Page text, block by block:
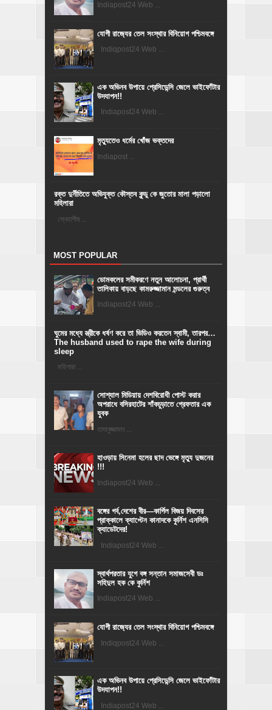
Indiapost24 Web ...
যোগী রাজ‍্যের তেল সংস্থার বিনিয়োগ পশ্চিমবঙ্গে
Indiqpost24 Web ...
এক অভিনব উপায়ে প্রেসিডেন্সি জেলে ভাইফোঁটার
উদযাপন!!
Indiapost24 Web ...
মৃত্যুতেও ধর্মের খোঁজ ভক্তদের
Indiapost ...
রক্ত দুর্নীতিতে অভিযুক্ত কৌস্তব কুন্ডু কে জুতোর মালা পড়ালো
মহিলারা
স্নেহাশীষ ...
MOST POPULAR
ডোমকলের সমীকরণে নতুন আলোচনা, প্রার্থী
তালিকায় বাড়ছে কামরুজ্জামান মন্ডলের গুরুত্ব
Indiapost24 Web ...
ঘুমের মধ্যে স্ত্রীকে ধর্ষণ করে তা ভিডিও করতেন স্বামী, তারপর…
The husband used to rape the wife during
sleep
মহিলারা ...
সোশ্যাল মিডিয়ায় দেশবিরোধী পোস্ট করার
অপরাধে বসিরহাটের শাঁকচুড়াতে গ্রেফতার এক
যুবক
হাসানুজ্জামান ...
হাওড়ায় সিনেমা হলের ছাদ ভেঙ্গে মৃত্যু দুজনের
!!!
Indiapost24 Web ...
বঙ্গের গর্ব,দেশের বীর—কার্গিল বিজয় দিবসের
প্রাক্কালে ক্যাপ্টেন কানাদকে কুর্নিশ এনসিসি
ক্যাডেটদের!
Indiapost24 Web ...
স্বার্থপরতার যুগে বঙ্গ সন্তান সমাজসেবী ডঃ
সহিদুল হক কে কুর্নিশ
Indiapost24 Web ...
যোগী রাজ‍্যের তেল সংস্থার বিনিয়োগ পশ্চিমবঙ্গে
Indiqpost24 Web ...
এক অভিনব উপায়ে প্রেসিডেন্সি জেলে ভাইফোঁটার
উদযাপন!!
Indiapost24 Web ...